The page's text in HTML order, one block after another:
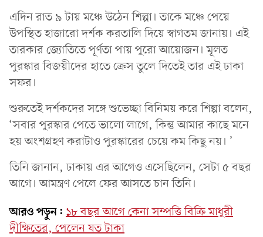
এদিন রাত ৯ টায় মঞ্চে উঠেন শিল্পা। তাকে মঞ্চে পেয়ে
উপস্থিত হাজারো দর্শক করতালি দিয়ে স্বাগতম জানায়। এই
তারকার জ্যোতিতে পূর্ণতা পায় পুরো আয়োজন। মূলত
পুরস্কার বিজয়ীদের হাতে ক্রেস তুলে দিতেই তার এই ঢাকা
সফর।
শুরুতেই দর্শকদের সঙ্গে শুভেচ্ছা বিনিময় করে শিল্পা বলেন,
‘সবার পুরস্কার পেতে ভালো লাগে, কিন্তু আমার কাছে মনে
হয় অংশগ্রহণ করাটাও পুরস্কারের চেয়ে কম কিছু নয়। ’
তিনি জানান, ঢাকায় এর আগেও এসেছিলেন, সেটা ৫ বছর
আগে। আমন্ত্রণ পেলে ফের আসতে চান তিনি।
আরও পড়ুন: ১৮ বছর আগে কেনা সম্পত্তি বিক্রি মাধুরী
দীক্ষিতের, পেলেন যত টাকা